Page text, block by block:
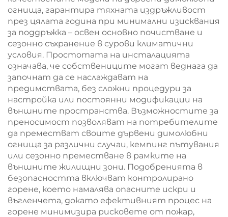
огнища, гарантира тяхната издръжливост
през цялата година при минимални изисквания
за поддръжка – освен основно почистване и
сезонно съхранение в сурови климатични
условия. Простотата на инсталацията
означава, че собствениците могат веднага да
започнат да се наслаждават на
предимствата, без сложни процедури за
настройка или постоянни модификации на
външните пространства. Възможностите за
преносимост позволяват на потребителите
да преместват своите дървени димолюбни
огнища за различни случаи, кемпинг пътувания
или сезонно преместване в рамките на
външните жилищни зони. Подобренията в
безопасността включват контролирано
горене, което намалява опасните искри и
въгленчета, докато ефективният процес на
горене минимизира рисковете от пожар,